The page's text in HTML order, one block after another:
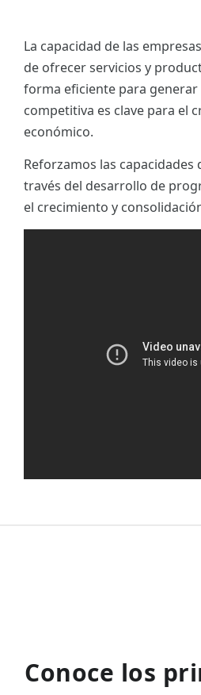
La capacidad de las
de ofrecer servicios y
forma eficiente para
competitiva es clave para el
económico.
Reforzamos las capacidades
través del desarrollo de
el crecimiento y
Conoce los